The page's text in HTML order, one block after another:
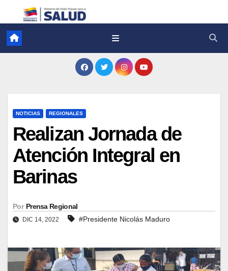
NOTICIAS REGIONALES
Realizan Jornada de
Atención Integral en
Barinas
Por Prensa Regional
DIC 14, 2022 #Presidente Nicolás Maduro